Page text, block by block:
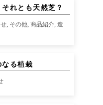
れとも天然芝？
その他 ,商品紹介 ,造
る植栽